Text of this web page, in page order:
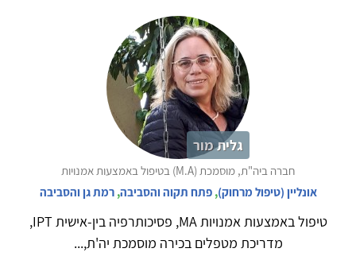
גלית מור
חברה ביה"ת, מוסמכת (M.A) בטיפול באמצעות אמנויות
אונליין (טיפול מרחוק),פתח תקוה והסביבה,רמת גן והסביבה
טיפול באמצעות אמנויות MA, פסיכותרפיה בין-אישית IPT,
מדריכת מטפלים בכירה מוסמכת יה'ת,...